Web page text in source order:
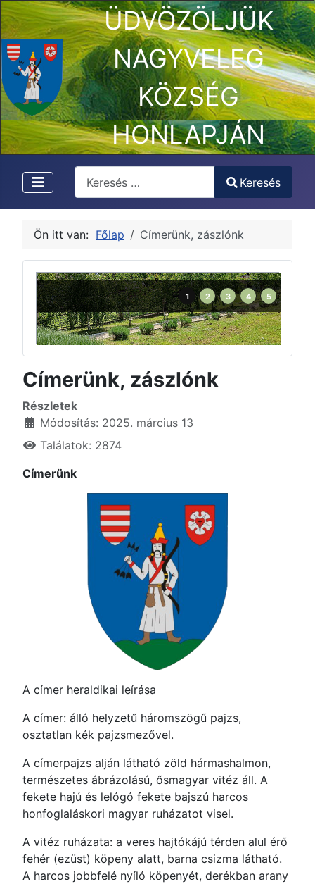
ÜDVÖZÖLJÜK
NAGYVELEG
KÖZSÉG
HONLAPJÁN
Type 2 or more characters for results.
Keresés
Ön itt van: Főlap Címerünk, zászlónk
1 2 3 4 5
Címerünk, zászlónk
Részletek
Módosítás: 2025. március 13
Találatok: 2874
Címerünk
A címer heraldikai leírása
A címer: álló helyzetű háromszögű pajzs,
osztatlan kék pajzsmezővel.
A címerpajzs alján látható zöld hármashalmon,
természetes ábrázolású, ősmagyar vitéz áll. A
fekete hajú és lelógó fekete bajszú harcos
honfoglaláskori magyar ruházatot visel.
A vitéz ruházata: a veres hajtókájú térden alul érő
fehér (ezüst) köpeny alatt, barna csizma látható.
A harcos jobbfelé nyíló köpenyét, derékban arany